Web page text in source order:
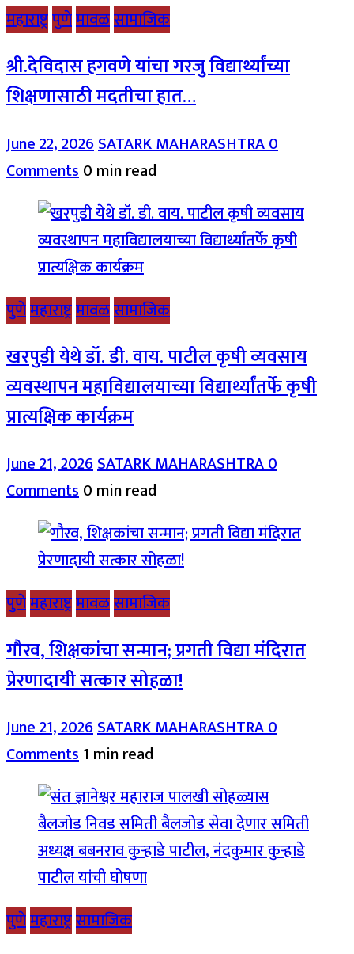
महाराष्ट्रपुणेमावळसामाजिक
श्री.देविदास हगवणे यांचा गरजु विद्यार्थ्यांच्या
शिक्षणासाठी मदतीचा हात…
June 22, 2026SATARK MAHARASHTRA0
Comments0 min read
पुणेमहाराष्ट्रमावळसामाजिक
खरपुडी येथे डॉ. डी. वाय. पाटील कृषी व्यवसाय
व्यवस्थापन महाविद्यालयाच्या विद्यार्थ्यांतर्फे कृषी
प्रात्यक्षिक कार्यक्रम
June 21, 2026SATARK MAHARASHTRA0
Comments0 min read
पुणेमहाराष्ट्रमावळसामाजिक
गौरव, शिक्षकांचा सन्मान; प्रगती विद्या मंदिरात
प्रेरणादायी सत्कार सोहळा!
June 21, 2026SATARK MAHARASHTRA0
Comments1 min read
पुणेमहाराष्ट्रसामाजिक